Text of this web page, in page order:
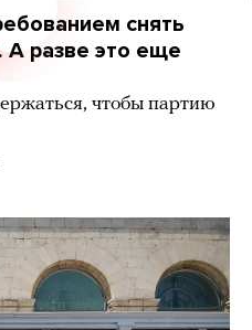
снять
разве это еще
чтобы партию